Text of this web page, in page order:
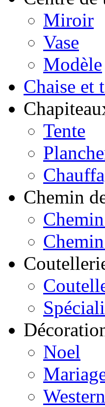
Miroir
Vase
Modèle
Chaise et
Tente
Chemin
Noel
Western